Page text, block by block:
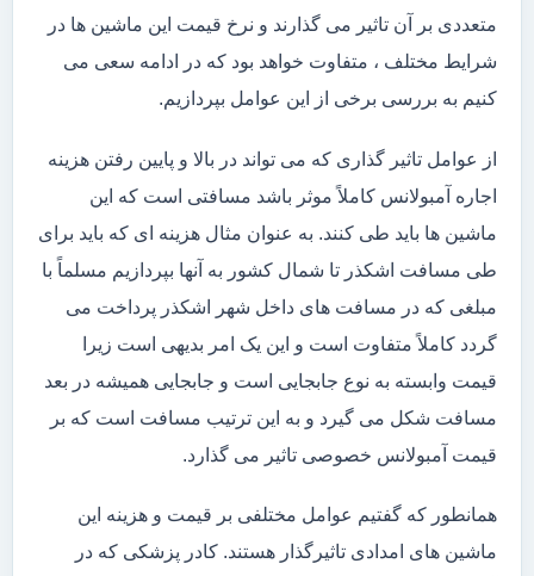
متعددی بر آن تاثیر می گذارند و نرخ قیمت این ماشین ها در
شرایط مختلف ، متفاوت خواهد بود که در ادامه سعی می
کنیم به بررسی برخی از این عوامل بپردازیم.
از عوامل تاثیر گذاری که می تواند در بالا و پایین رفتن هزینه
اجاره آمبولانس کاملاً موثر باشد مسافتی است که این
ماشین ها باید طی کنند. به عنوان مثال هزینه ای که باید برای
طی مسافت اشکذر تا شمال کشور به آنها بپردازیم مسلماً با
مبلغی که در مسافت های داخل شهر اشکذر پرداخت می
گردد کاملاً متفاوت است و این یک امر بدیهی است زیرا
قیمت وابسته به نوع جابجایی است و جابجایی همیشه در بعد
مسافت شکل می گیرد و به این ترتیب مسافت است که بر
قیمت آمبولانس خصوصی تاثیر می گذارد.
همانطور که گفتیم عوامل مختلفی بر قیمت و هزینه این
ماشین های امدادی تاثیرگذار هستند. کادر پزشکی که در